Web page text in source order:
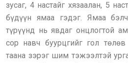
зусаг, 4 настайг хязаалан, 5
бүдүүн ямаа гэдэг. Ямаа
түрүүнд нь явдаг онцлогтой
сор навч буурцгийг гол
таана зэрэг шим тэжээлтэй